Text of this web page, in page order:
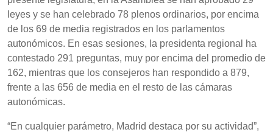
leyes y se han celebrado 78 plenos ordinarios, por encima
de los 69 de media registrados en los parlamentos
autonómicos. En esas sesiones, la presidenta regional ha
contestado 291 preguntas, muy por encima del promedio de
162, mientras que los consejeros han respondido a 879,
frente a las 656 de media en el resto de las cámaras
autonómicas.
“En cualquier parámetro, Madrid destaca por su actividad”,